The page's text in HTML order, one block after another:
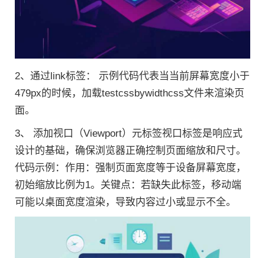
2、通过link标签： 示例代码代表当当前屏幕宽度小于
479px的时候，加载testcssbywidthcss文件来渲染页
面。
3、 添加视口（Viewport）元标签视口标签是响应式
设计的基础，确保浏览器正确控制页面缩放和尺寸。
代码示例：作用：强制页面宽度等于设备屏幕宽度，
初始缩放比例为1。关键点：若缺失此标签，移动端
可能以桌面宽度渲染，导致内容过小或显示不全。